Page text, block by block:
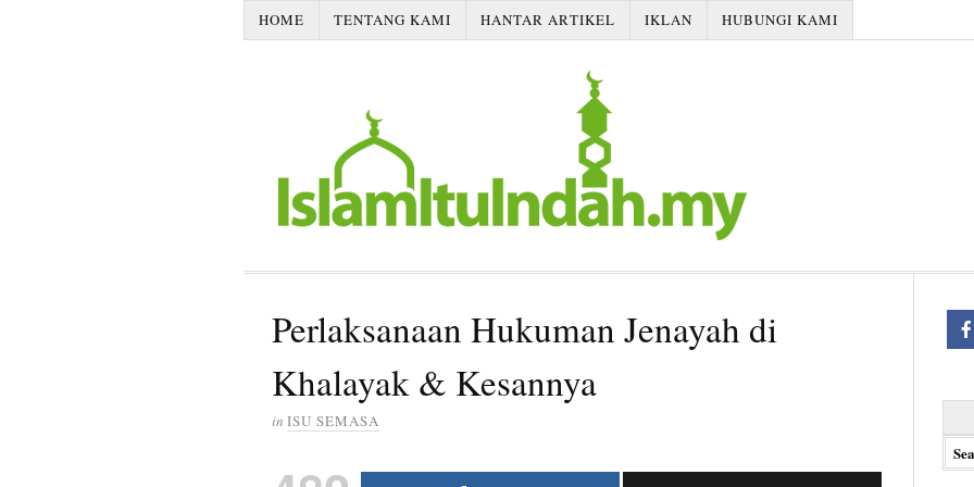
HOME TENTANG KAMI HANTAR ARTIKEL IKLAN HUBUNGI KAMI
Perlaksanaan Hukuman Jenayah di
Khalayak & Kesannya
in ISU SEMASA